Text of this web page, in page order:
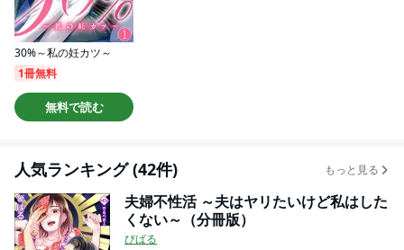
30%～私の妊カツ～
1冊無料
無料で読む
人気ランキング (42件) もっと見る
夫婦不性活 ～夫はヤリたいけど私はした
くない～（分冊版）
びばる